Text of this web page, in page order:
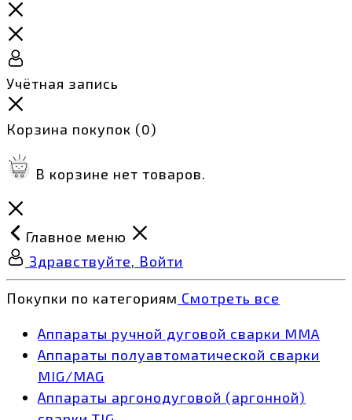
Учётная запись
Корзина покупок (0)
В корзине нет товаров.
Главное меню
Здравствуйте, Войти
Покупки по категориям Смотреть все
Аппараты ручной дуговой сварки MMA
Аппараты полуавтоматической сварки
MIG/MAG
Аппараты аргонодуговой (аргонной)